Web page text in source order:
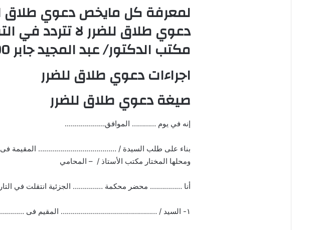
لمعرفة كل مايخص دعوي طلاق
دعوي طلاق للضرر لا تتردد في
مكتب الدكتور/عبد المجيد جابر 01129230200
اجراءات دعوي طلاق للضرر
صيغة دعوي طلاق للضرر
إنه في يوم ………… الموافق………………..
بناء على طلب السيدة / …………………………………
ومحلها المختار مكتب الأستاذ / – المحامي
أنا ……………. محضر محكمة …………… الجزئية انتقلت في
۱- السيد / ………………………………………… المقيم فى ………………………..